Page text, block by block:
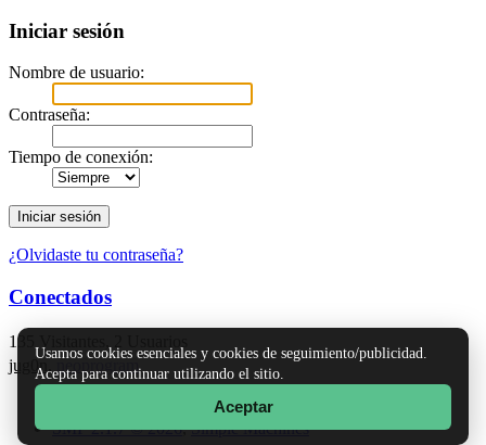
Iniciar sesión
Nombre de usuario:
Contraseña:
Tiempo de conexión:
¿Olvidaste tu contraseña?
Usamos cookies esenciales y cookies de seguimiento/publicidad.
Acepta para continuar utilizando el sitio.
Aceptar
Conectados
135 Visitantes, 2 Usuarios
jug0n
neoprogram
Reglas y Términos
SMF 2.1.7 © 2026,Simple Machines